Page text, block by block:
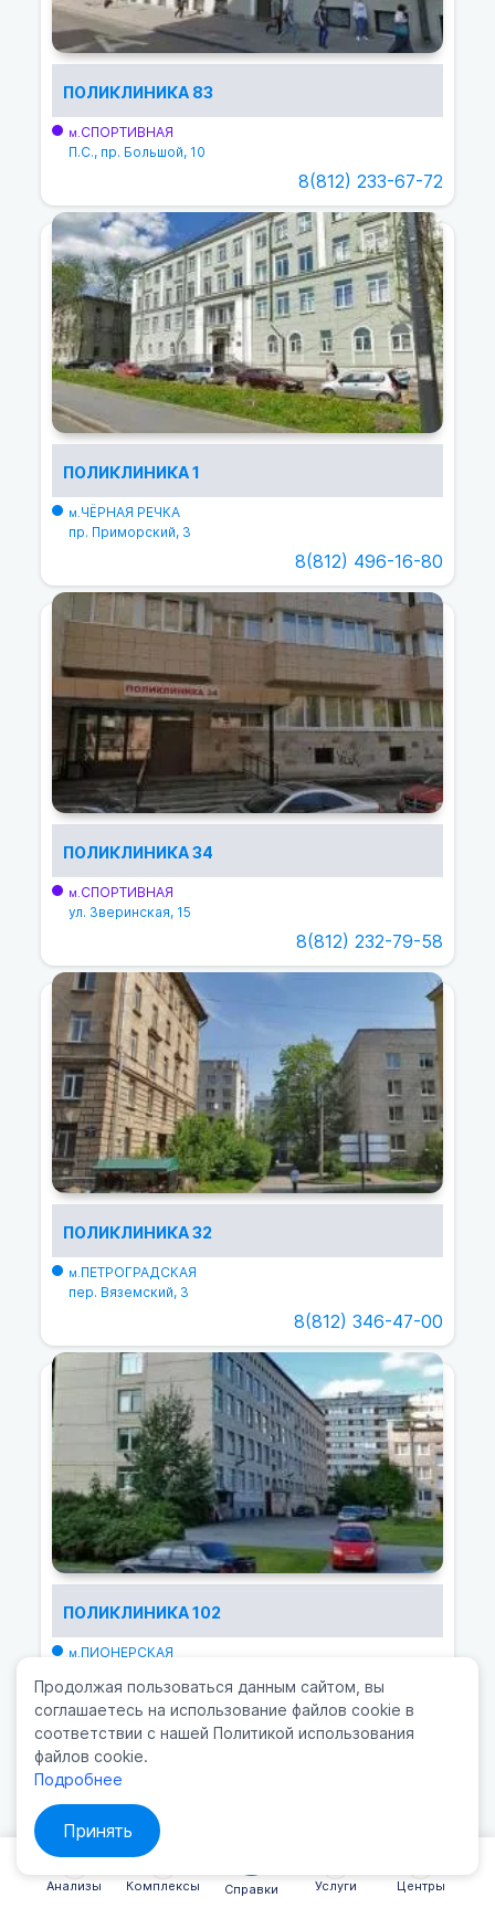
ПОЛИКЛИНИКА 83
м.СПОРТИВНАЯ
П.С., пр. Большой, 10
8(812) 233-67-72
ПОЛИКЛИНИКА 1
м.ЧЁРНАЯ РЕЧКА
пр. Приморский, 3
8(812) 496-16-80
ПОЛИКЛИНИКА 34
м.СПОРТИВНАЯ
ул. Зверинская, 15
8(812) 232-79-58
ПОЛИКЛИНИКА 32
м.ПЕТРОГРАДСКАЯ
пер. Вяземский, 3
8(812) 346-47-00
ПОЛИКЛИНИКА 102
м.ПИОНЕРСКАЯ
8(812) 301-41-06
Анализы Комплексы Справки Услуги Центры
Продолжая пользоваться данным сайтом, вы
соглашаетесь на использование файлов cookie в
соответствии с нашей Политикой использования
файлов cookie.
Подробнее
Принять